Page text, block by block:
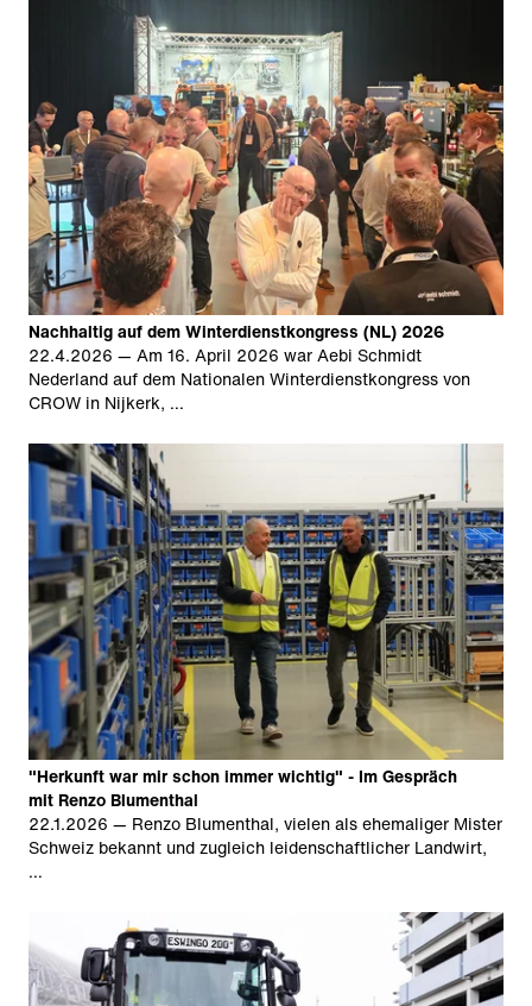
Nachhaltig auf dem Winterdienstkongress (NL) 2026
22.4.2026 — Am 16. April 2026 war Aebi Schmidt
Nederland auf dem Nationalen Winterdienstkongress von
CROW in Nijkerk, …
"Herkunft war mir schon immer wichtig" - Im Gespräch
mit Renzo Blumenthal
22.1.2026 — Renzo Blumenthal, vielen als ehemaliger Mister
Schweiz bekannt und zugleich leidenschaftlicher Landwirt,
…